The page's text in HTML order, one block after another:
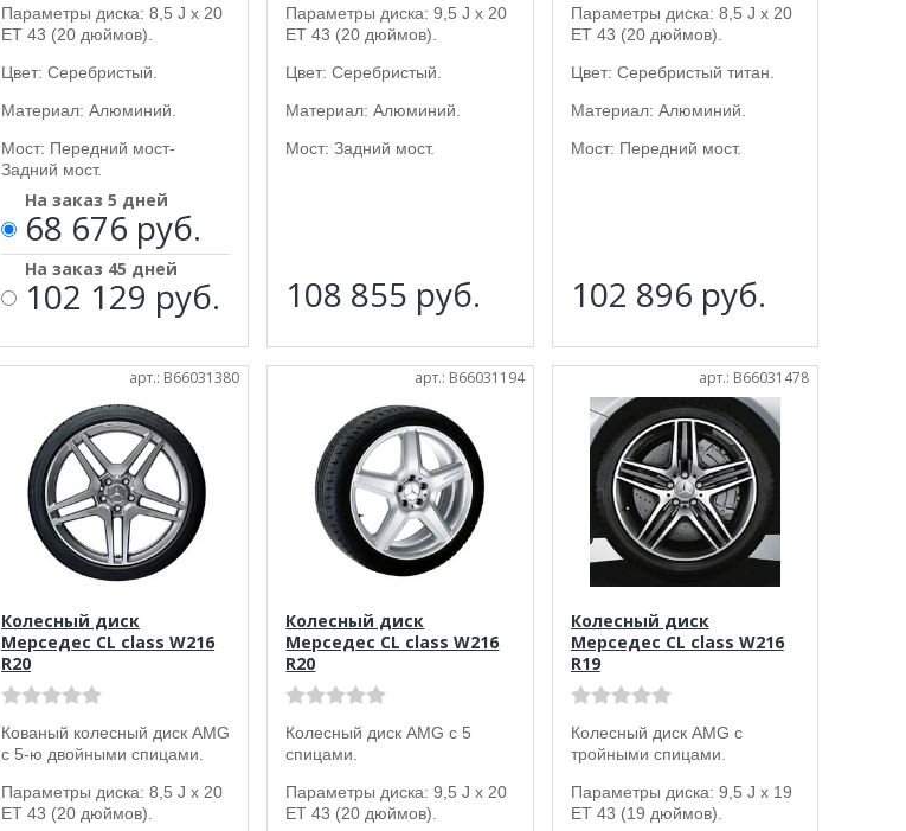
Параметры диска: 8,5 J x 20
ET 43 (20 дюймов).
Цвет: Серебристый.
Материал: Алюминий.
Мост: Передний мост-
Задний мост.
На заказ 5 дней
68 676 руб.
На заказ 45 дней
102 129 руб.
Параметры диска: 9,5 J x 20
ET 43 (20 дюймов).
Цвет: Серебристый.
Материал: Алюминий.
Мост: Задний мост.
108 855 руб.
Параметры диска: 8,5 J x 20
ET 43 (20 дюймов).
Цвет: Серебристый титан.
Материал: Алюминий.
Мост: Передний мост.
102 896 руб.
арт.: B66031380
Колесный диск
Мерседес CL class W216
R20
Кованый колесный диск AMG
с 5-ю двойными спицами.
Параметры диска: 8,5 J x 20
ET 43 (20 дюймов).
арт.: B66031194
Колесный диск
Мерседес CL class W216
R20
Колесный диск AMG с 5
спицами.
Параметры диска: 9,5 J x 20
ET 43 (20 дюймов).
арт.: B66031478
Колесный диск
Мерседес CL class W216
R19
Колесный диск AMG с
тройными спицами.
Параметры диска: 9,5 J x 19
ET 43 (19 дюймов).